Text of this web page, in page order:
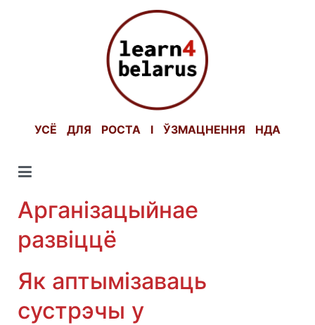
УСЁ ДЛЯ РОСТА І ЎЗМАЦНЕННЯ НДА
Арганізацыйнае
развіццё
Як аптымізаваць
сустрэчы у